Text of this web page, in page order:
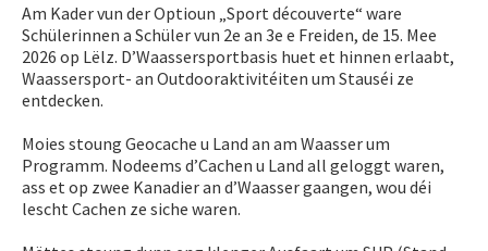
SERVICES
APPRENTISSAGE
APPLIS
Am Kader vun der Optioun „Sport découverte“ ware
Schülerinnen a Schüler vun 2e an 3e e Freiden, de 15. Mee
2026 op Lëlz. D’Waassersportbasis huet et hinnen erlaabt,
Waassersport- an Outdooraktivitéiten um Stauséi ze
entdecken.
Moies stoung Geocache u Land an am Waasser um
Programm. Nodeems d’Cachen u Land all geloggt waren,
ass et op zwee Kanadier an d’Waasser gaangen, wou déi
lescht Cachen ze siche waren.